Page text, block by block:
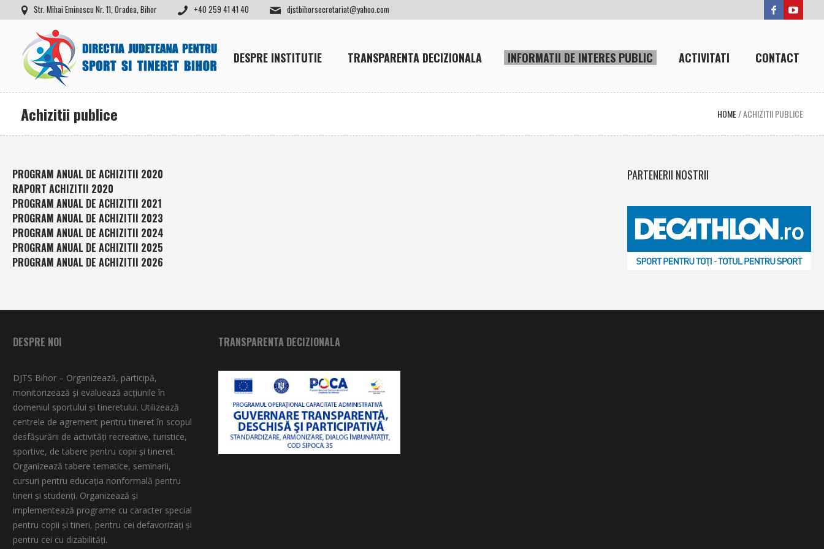
Str. Mihai Eminescu Nr. 11, Oradea, Bihor +40 259 41 41 40 djstbihorsecretariat@yahoo.com
DESPRE INSTITUTIE TRANSPARENTA DECIZIONALA INFORMATII DE INTERES PUBLIC ACTIVITATI CONTACT
Achizitii publice HOME/ACHIZITII PUBLICE
PROGRAM ANUAL DE ACHIZITII 2020
RAPORT ACHIZITII 2020
PROGRAM ANUAL DE ACHIZITII 2021
PROGRAM ANUAL DE ACHIZITII 2023
PROGRAM ANUAL DE ACHIZITII 2024
PROGRAM ANUAL DE ACHIZITII 2025
PROGRAM ANUAL DE ACHIZITII 2026
PARTENERII NOSTRII
DESPRE NOI
DJTS Bihor – Organizează, participă,
monitorizează şi evaluează acţiunile în
domeniul sportului şi tineretului. Utilizează
centrele de agrement pentru tineret în scopul
desfăşurării de activităţi recreative, turistice,
sportive, de tabere pentru copii şi tineret.
Organizează tabere tematice, seminarii,
cursuri pentru educaţia nonformală pentru
tineri şi studenţi. Organizează şi
implementează programe cu caracter special
pentru copii şi tineri, pentru cei defavorizați și
pentru cei cu dizabilități.
TRANSPARENTA DECIZIONALA